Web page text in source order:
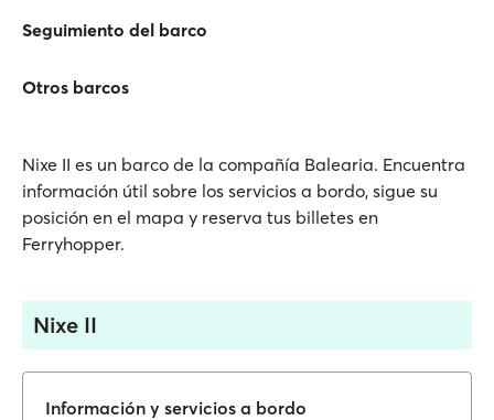
Seguimiento del barco
Otros barcos
Nixe II es un barco de la compañía Balearia. Encuentra
información útil sobre los servicios a bordo, sigue su
posición en el mapa y reserva tus billetes en
Ferryhopper.
Nixe II
Información y servicios a bordo